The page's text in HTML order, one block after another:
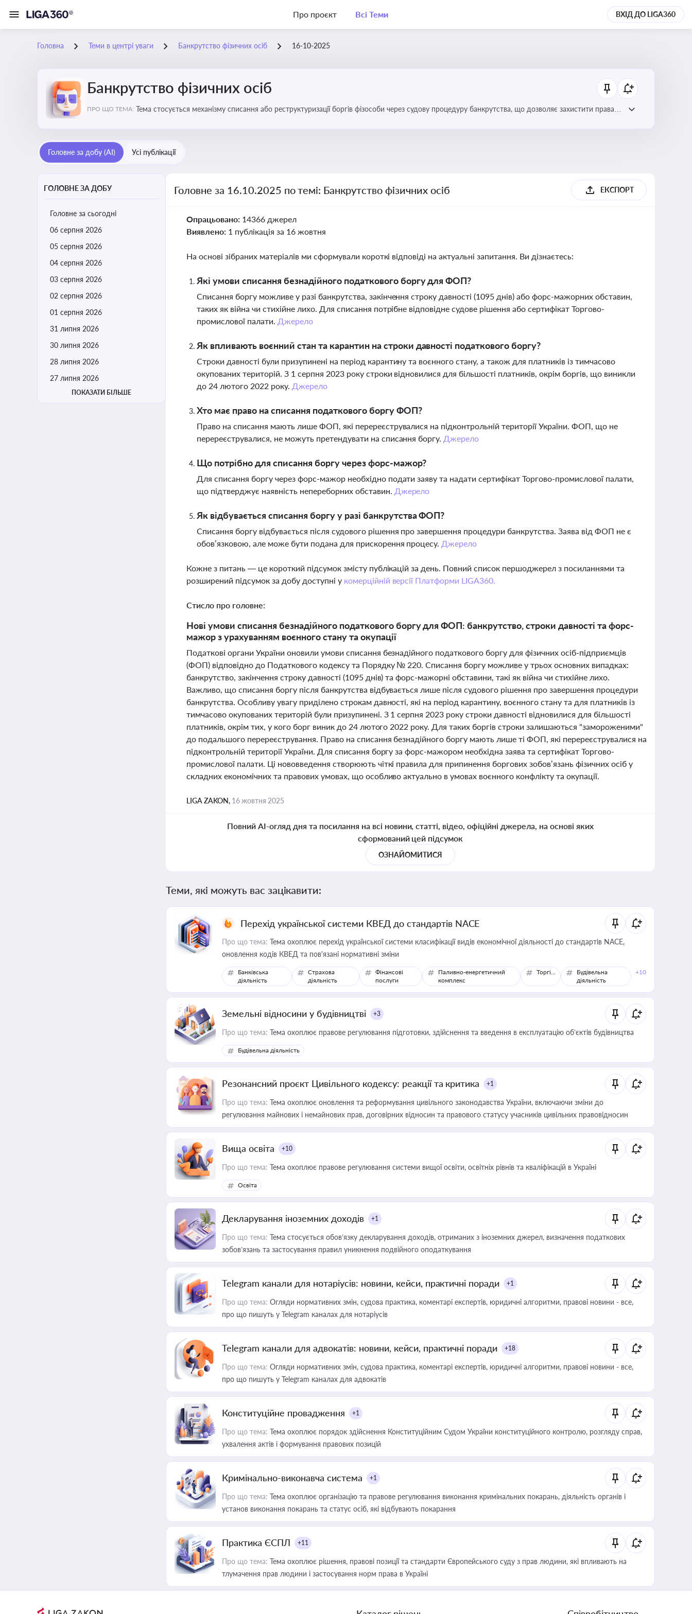
Про проєкт Всі Теми ВХІД ДО LIGA360
Головна Теми в центрі уваги Банкрутство фізичних осіб 16-10-2025
Банкрутство фізичних осіб
ПРО ЩО ТЕМА: Тема стосується механізму списання або реструктуризації боргів фізособи через судову процедуру банкрутства, що дозволяє захистити права
Головне за добу (AI) Усі публікації
ГОЛОВНЕ ЗА ДОБУ
Головне за сьогодні
06 серпня 2026
05 серпня 2026
04 серпня 2026
03 серпня 2026
02 серпня 2026
01 серпня 2026
31 липня 2026
30 липня 2026
28 липня 2026
27 липня 2026
ПОКАЗАТИ БІЛЬШЕ
Головне за 16.10.2025 по темі: Банкрутство фізичних осіб ЕКСПОРТ
Опрацьовано: 14366 джерел
Виявлено: 1 публікація за 16 жовтня
На основі зібраних матеріалів ми сформували короткі відповіді на актуальні запитання. Ви дізнаєтесь:
Які умови списання безнадійного податкового боргу для ФОП?
Списання боргу можливе у разі банкрутства, закінчення строку давності (1095 днів) або форс-мажорних обставин,
таких як війна чи стихійне лихо. Для списання потрібне відповідне судове рішення або сертифікат Торгово-
промислової палати. Джерело
Як впливають воєнний стан та карантин на строки давності податкового боргу?
Строки давності були призупинені на період карантину та воєнного стану, а також для платників із тимчасово
окупованих територій. З 1 серпня 2023 року строки відновилися для більшості платників, окрім боргів, що виникли
до 24 лютого 2022 року. Джерело
Хто має право на списання податкового боргу ФОП?
Право на списання мають лише ФОП, які перереєструвалися на підконтрольній території України. ФОП, що не
перереєструвалися, не можуть претендувати на списання боргу. Джерело
Що потрібно для списання боргу через форс-мажор?
Для списання боргу через форс-мажор необхідно подати заяву та надати сертифікат Торгово-промислової палати,
що підтверджує наявність непереборних обставин. Джерело
Як відбувається списання боргу у разі банкрутства ФОП?
Списання боргу відбувається після судового рішення про завершення процедури банкрутства. Заява від ФОП не є
обов’язковою, але може бути подана для прискорення процесу. Джерело
Кожне з питань — це короткий підсумок змісту публікацій за день. Повний список першоджерел з посиланнями та
розширений підсумок за добу доступні у комерційній версії Платформи LIGA360.
Стисло про головне:
Нові умови списання безнадійного податкового боргу для ФОП: банкрутство, строки давності та форс-
мажор з урахуванням воєнного стану та окупації
Податкові органи України оновили умови списання безнадійного податкового боргу для фізичних осіб-підприємців
(ФОП) відповідно до Податкового кодексу та Порядку № 220. Списання боргу можливе у трьох основних випадках:
банкрутство, закінчення строку давності (1095 днів) та форс-мажорні обставини, такі як війна чи стихійне лихо.
Важливо, що списання боргу після банкрутства відбувається лише після судового рішення про завершення процедури
банкрутства. Особливу увагу приділено строкам давності, які на період карантину, воєнного стану та для платників із
тимчасово окупованих територій були призупинені. З 1 серпня 2023 року строки давності відновилися для більшості
платників, окрім тих, у кого борг виник до 24 лютого 2022 року. Для таких боргів строки залишаються "замороженими"
до подальшого перереєстрування. Право на списання безнадійного боргу мають лише ті ФОП, які перереєструвалися на
підконтрольній території України. Для списання боргу за форс-мажором необхідна заява та сертифікат Торгово-
промислової палати. Ці нововведення створюють чіткі правила для припинення боргових зобов’язань фізичних осіб у
складних економічних та правових умовах, що особливо актуально в умовах воєнного конфлікту та окупації.
LIGA ZAKON, 16 жовтня 2025
Повний AI-огляд дня та посилання на всі новини, статті, відео, офіційні джерела, на основі яких
сформований цей підсумок
ОЗНАЙОМИТИСЯ
Теми, які можуть вас зацікавити:
Перехід української системи КВЕД до стандартів NACE
Про що тема: Тема охоплює перехід української системи класифікації видів економічної діяльності до стандартів NACE,
оновлення кодів КВЕД та пов'язані нормативні зміни
Банківська
діяльність
Страхова
діяльність
Фінансові
послуги
Паливно-енергетичний
комплекс
Торгівля
Будівельна
діяльність
+10
Земельні відносини у будівництві +3
Про що тема: Тема охоплює правове регулювання підготовки, здійснення та введення в експлуатацію об’єктів будівництва
Будівельна діяльність
Резонансний проєкт Цивільного кодексу: реакції та критика +1
Про що тема: Тема охоплює оновлення та реформування цивільного законодавства України, включаючи зміни до
регулювання майнових і немайнових прав, договірних відносин та правового статусу учасників цивільних правовідносин
Вища освіта +10
Про що тема: Тема охоплює правове регулювання системи вищої освіти, освітніх рівнів та кваліфікацій в Україні
Освіта
Декларування іноземних доходів +1
Про що тема: Тема стосується обов’язку декларування доходів, отриманих з іноземних джерел, визначення податкових
зобов’язань та застосування правил уникнення подвійного оподаткування
Telegram канали для нотаріусів: новини, кейси, практичні поради +1
Про що тема: Огляди нормативних змін, судова практика, коментарі експертів, юридичні алгоритми, правові новини - все,
про що пишуть у Telegram каналах для нотаріусів
Telegram канали для адвокатів: новини, кейси, практичні поради +18
Про що тема: Огляди нормативних змін, судова практика, коментарі експертів, юридичні алгоритми, правові новини - все,
про що пишуть у Telegram каналах для адвокатів
Конституційне провадження +1
Про що тема: Тема охоплює порядок здійснення Конституційним Судом України конституційного контролю, розгляду справ,
ухвалення актів і формування правових позицій
Кримінально-виконавча система +1
Про що тема: Тема охоплює організацію та правове регулювання виконання кримінальних покарань, діяльність органів і
установ виконання покарань та статус осіб, які відбувають покарання
Практика ЄСПЛ +11
Про що тема: Тема охоплює рішення, правові позиції та стандарти Європейського суду з прав людини, які впливають на
тлумачення прав людини і застосування норм права в Україні